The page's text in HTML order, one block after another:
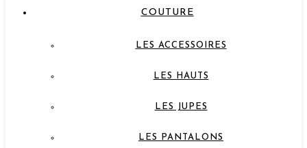
COUTURE
LES ACCESSOIRES
LES HAUTS
LES JUPES
LES PANTALONS